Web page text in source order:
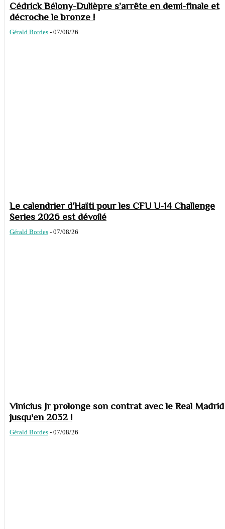
Cédrick Bélony-Dulièpre s’arrête en demi-finale et
décroche le bronze !
Gérald Bordes - 07/08/26
Le calendrier d’Haïti pour les CFU U-14 Challenge
Series 2026 est dévoilé
Gérald Bordes - 07/08/26
Vinicius Jr prolonge son contrat avec le Real Madrid
jusqu'en 2032 !
Gérald Bordes - 07/08/26